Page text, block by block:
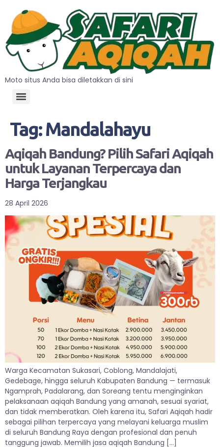
Moto situs Anda bisa diletakkan di sini
Tag:Mandalahayu
Aqiqah Bandung? Pilih Safari Aqiqah
untuk Layanan Terpercaya dan
Harga Terjangkau
28 April 2026
Warga Kecamatan Sukasari, Coblong, Mandalajati,
Gedebage, hingga seluruh Kabupaten Bandung — termasuk
Ngamprah, Padalarang, dan Soreang tentu menginginkan
pelaksanaan aqiqah Bandung yang amanah, sesuai syariat,
dan tidak memberatkan. Oleh karena itu, Safari Aqiqah hadir
sebagai pilihan terpercaya yang melayani keluarga muslim
di seluruh Bandung Raya dengan profesional dan penuh
tanggung jawab. Memilih jasa aqiqah Bandung […]